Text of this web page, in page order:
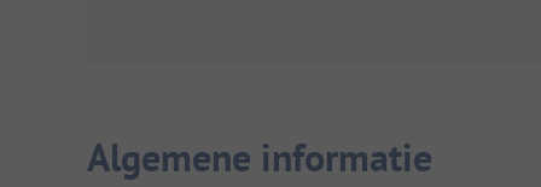
Algemene informatie